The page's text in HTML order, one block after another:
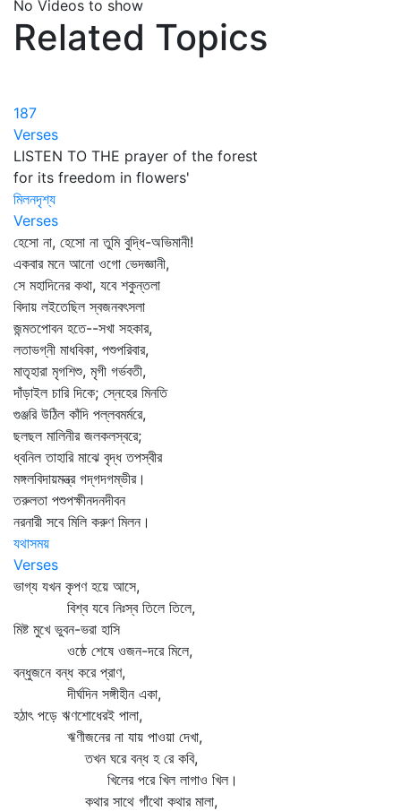
No Videos to show
Related Topics
187
Verses
LISTEN TO THE prayer of the forest
for its freedom in flowers'
মিলনদৃশ্য
Verses
হেসো না, হেসো না তুমি বুদ্ধি-অভিমানী!
একবার মনে আনো ওগো ভেদজ্ঞানী,
সে মহাদিনের কথা, যবে শকুন্তলা
বিদায় লইতেছিল স্বজনবৎসলা
জন্মতপোবন হতে--সখা সহকার,
লতাভগ্নী মাধবিকা, পশুপরিবার,
মাতৃহারা মৃগশিশু, মৃগী গর্ভবতী,
দাঁড়াইল চারি দিকে; স্নেহের মিনতি
গুঞ্জরি উঠিল কাঁদি পল্লবমর্মরে,
ছলছল মালিনীর জলকলস্বরে;
ধ্বনিল তাহারি মাঝে বৃদ্ধ তপস্বীর
মঙ্গলবিদায়মন্ত্র গদ্‌গদগম্ভীর।
তরুলতা পশুপক্ষীনদনদীবন
নরনারী সবে মিলি করুণ মিলন।
যথাসময়
Verses
ভাগ্য যখন কৃপণ হয়ে আসে,
বিশ্ব যবে নিঃস্ব তিলে তিলে,
মিষ্ট মুখে ভুবন-ভরা হাসি
ওষ্ঠে শেষে ওজন-দরে মিলে,
বন্ধুজনে বন্ধ করে প্রাণ,
দীর্ঘদিন সঙ্গীহীন একা,
হঠাৎ পড়ে ঋণশোধেরই পালা,
ঋণীজনের না যায় পাওয়া দেখা,
তখন ঘরে বন্ধ হ রে কবি,
খিলের পরে খিল লাগাও খিল।
কথার সাথে গাঁথো কথার মালা,